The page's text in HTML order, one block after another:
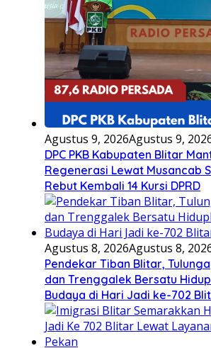
Agustus 9, 2026Agustus 9,
DPC PKB Kabupaten Blitar
Regenerasi Lewat Musancab
Rebut Kembali 14 Kursi DPRD
Agustus 8, 2026Agustus 8,
Pendekar Tiban Blitar,
dan Trenggalek Bersatu
Budaya di Hari Jadi ke-702